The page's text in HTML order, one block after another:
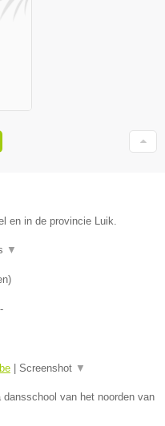
en in de provincie Luik.
▼
)
-
| Screenshot ▼
van het noorden van